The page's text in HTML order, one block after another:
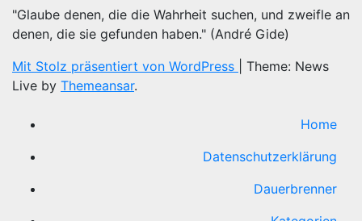
"Glaube denen, die die Wahrheit suchen, und zweifle an
denen, die sie gefunden haben." (André Gide)
Mit Stolz präsentiert von WordPress
Theme: News
Live by Themeansar.
Home
Datenschutzerklärung
Dauerbrenner